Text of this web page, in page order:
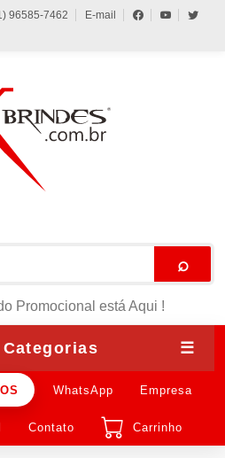
96585-7462 E-mail
⌕
Promocional está Aqui !
☰
WhatsApp Empresa
Contato Carrinho